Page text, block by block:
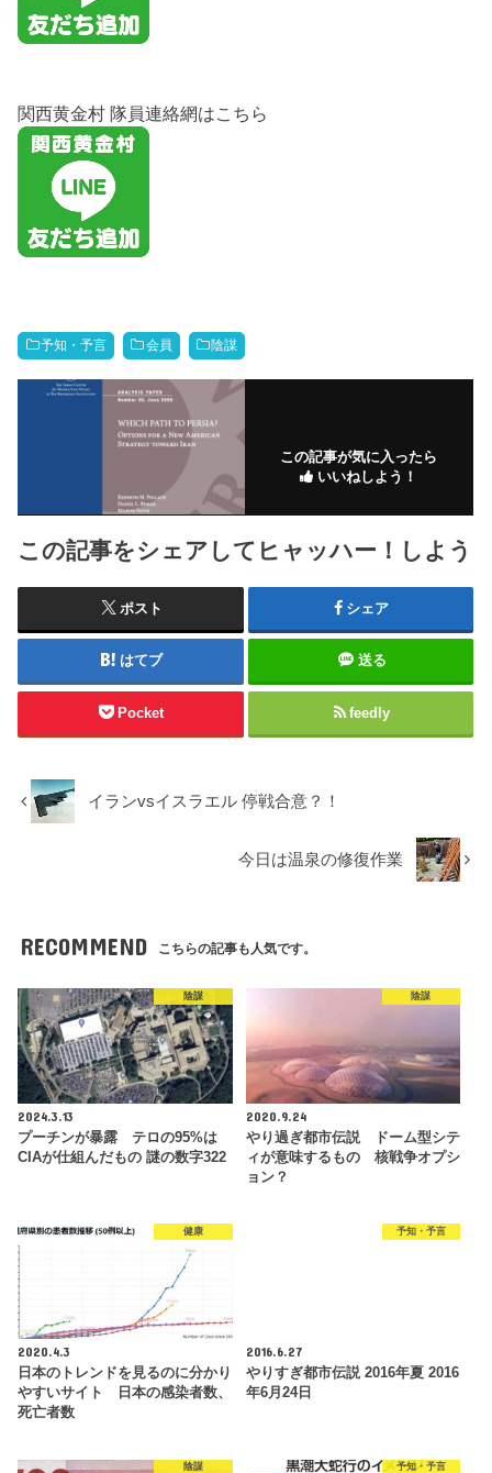
関西黄金村 隊員連絡網はこちら
予知・予言 会員 陰謀
この記事が気に入ったら
いいねしよう！
この記事をシェアしてヒャッハー！しよう
ポスト シェア
はてブ 送る
Pocket feedly
イランvsイスラエル 停戦合意？！
今日は温泉の修復作業
RECOMMEND こちらの記事も人気です。
陰謀
2024.3.13
プーチンが暴露 テロの95%は
CIAが仕組んだもの 謎の数字322
陰謀
2020.9.24
やり過ぎ都市伝説 ドーム型シテ
ィが意味するもの 核戦争オプシ
ョン？
健康
2020.4.3
日本のトレンドを見るのに分かり
やすいサイト 日本の感染者数、
死亡者数
予知・予言
2016.6.27
やりすぎ都市伝説 2016年夏 2016
年6月24日
陰謀 予知・予言